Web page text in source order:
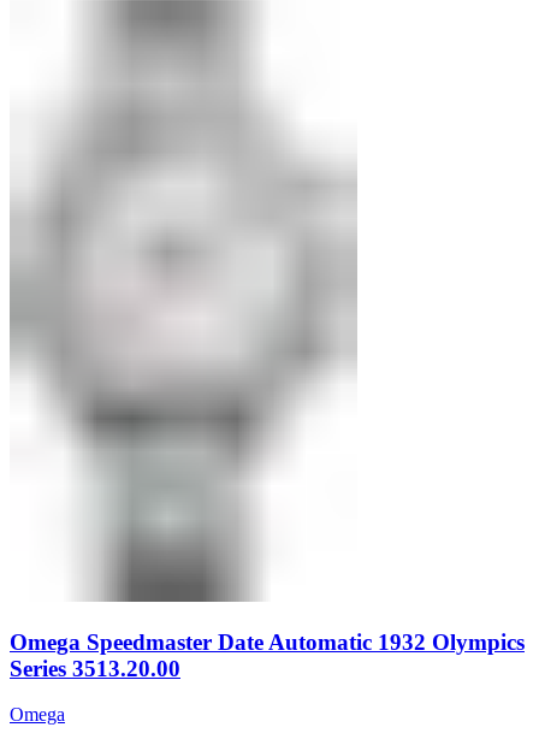
Omega Speedmaster Date Automatic 1932 Olympics
Series 3513.20.00
Omega